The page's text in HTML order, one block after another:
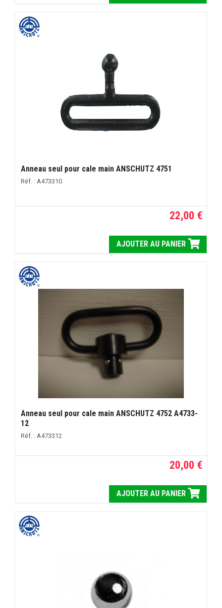
Anneau seul pour cale main ANSCHUTZ 4751
Réf. : A473310
22,00 €
AJOUTER AU PANIER
Anneau seul pour cale main ANSCHUTZ 4752 A4733-
12
Réf. : A473312
20,00 €
AJOUTER AU PANIER